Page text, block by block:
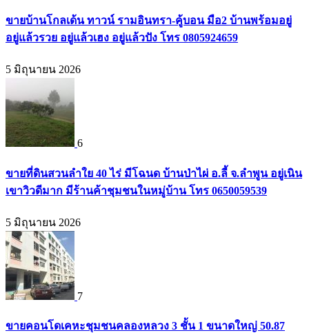
ขายบ้านโกลเด้น ทาวน์ รามอินทรา-คู้บอน มือ2 บ้านพร้อมอยู่
อยู่แล้วรวย อยู่แล้วเฮง อยู่แล้วปัง โทร 0805924659
5 มิถุนายน 2026
6
ขายที่ดินสวนลำใย 40 ไร่ มีโฉนด บ้านป่าไผ่ อ.ลี้ จ.ลำพูน อยู่เนิน
เขาวิวดีมาก มีร้านค้าชุมชนในหมู่บ้าน โทร 0650059539
5 มิถุนายน 2026
7
ขายคอนโดเคหะชุมชนคลองหลวง 3 ชั้น 1 ขนาดใหญ่ 50.87